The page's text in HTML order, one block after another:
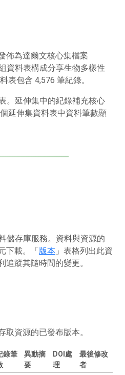
佈為達爾文核心集檔案
資料表構成分享生物多樣性
表包含 4,576 筆紀錄。
。延伸集中的紀錄補充核心
延伸集資料表中資料筆數顯
儲存庫服務。資料與資源的
下載。「版本 」表格列出此資
追蹤其隨時間的變更。
取資源的已發布版本。
錄筆
異動摘
要
DOI處
理
最後修改
者